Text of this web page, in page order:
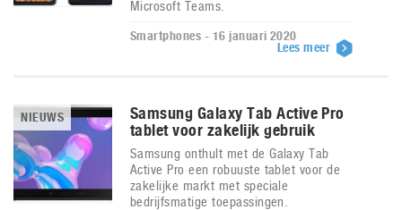
Microsoft Teams.
Smartphones - 16 januari 2020
Lees meer
NIEUWS
Samsung Galaxy Tab Active Pro
tablet voor zakelijk gebruik
Samsung onthult met de Galaxy Tab
Active Pro een robuuste tablet voor de
zakelijke markt met speciale
bedrijfsmatige toepassingen.